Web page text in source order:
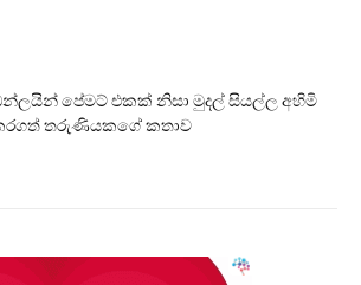
පේමට් එකක් නිසා මුදල් සියල්ල අහිමි
තරුණියකගේ කතාව